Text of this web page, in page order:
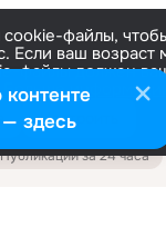
файлы,
Если ваш возраст
файлы должен
Больше
Настроить
Публикации за 24 часа
здесь